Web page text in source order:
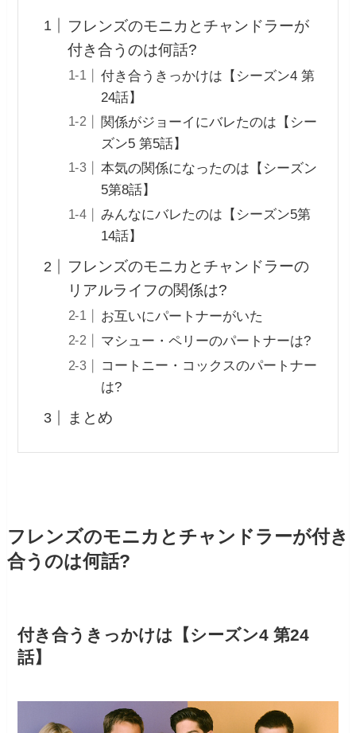
フレンズのモニカとチャンドラーが
付き合うのは何話?
付き合うきっかけは【シーズン4 第
24話】
関係がジョーイにバレたのは【シー
ズン5 第5話】
本気の関係になったのは【シーズン
5第8話】
みんなにバレたのは【シーズン5第
14話】
フレンズのモニカとチャンドラーの
リアルライフの関係は?
お互いにパートナーがいた
マシュー・ペリーのパートナーは?
コートニー・コックスのパートナー
は?
まとめ
フレンズのモニカとチャンドラーが付き
合うのは何話?
付き合うきっかけは【シーズン4 第24
話】